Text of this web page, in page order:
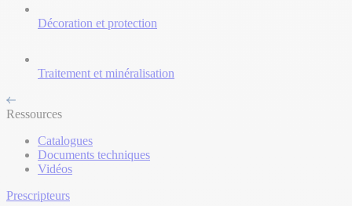
Décoration et protection
Traitement et minéralisation
Ressources
Catalogues
Documents techniques
Vidéos
Prescripteurs